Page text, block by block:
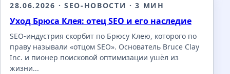
28.06.2026 · SEO-НОВОСТИ · 3 МИН
Уход Брюса Клея: отец SEO и его наследие
SEO-индустрия скорбит по Брюсу Клею, которого по
праву называли «отцом SEO». Основатель Bruce Clay
Inc. и пионер поисковой оптимизации ушёл из
жизни...